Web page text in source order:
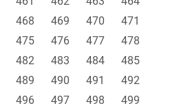
468 469 470
471
475 476 477
478
482 483 484
485
489 490 491
492
496 497 498
499